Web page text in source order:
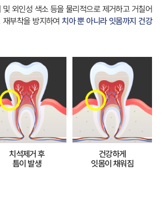
재부착을 방지하여
치석제거 후 건강하게